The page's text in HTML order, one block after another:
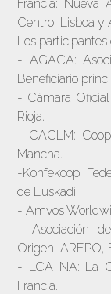
Francia: Nueva
Centro, Lisboa y
Los
- AGACA:
Beneficiario
- Cámara
Rioja.
- CACLM:
Mancha.
-Konfekoop:
de Euskadi.
- Amvos
- Asociación
Origen, AREPO,
- LCA NA: La
Francia.